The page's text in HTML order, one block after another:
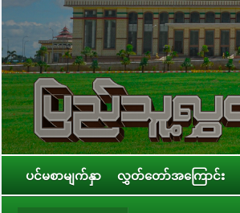
ပင်မစာမျက်နှာ လွှတ်တော်အကြောင်း